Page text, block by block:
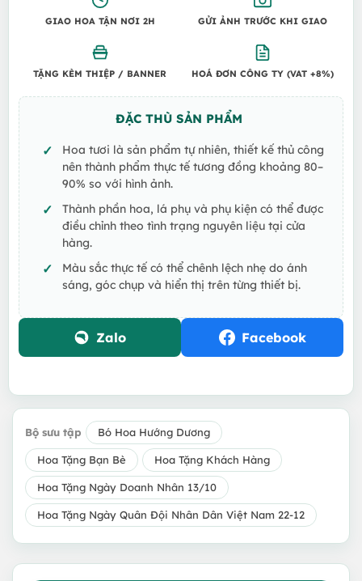
GIAO HOA TẬN NƠI 2H GỬI ẢNH TRƯỚC KHI GIAO
TẶNG KÈM THIỆP / BANNER HOÁ ĐƠN CÔNG TY (VAT +8%)
ĐẶC THÙ SẢN PHẨM
Hoa tươi là sản phẩm tự nhiên, thiết kế thủ công
nên thành phẩm thực tế tương đồng khoảng 80–
90% so với hình ảnh.
Thành phần hoa, lá phụ và phụ kiện có thể được
điều chỉnh theo tình trạng nguyên liệu tại cửa
hàng.
Màu sắc thực tế có thể chênh lệch nhẹ do ánh
sáng, góc chụp và hiển thị trên từng thiết bị.
Zalo Facebook
Bộ sưu tập Bó Hoa Hướng Dương
Hoa Tặng Bạn Bè Hoa Tặng Khách Hàng
Hoa Tặng Ngày Doanh Nhân 13/10
Hoa Tặng Ngày Quân Đội Nhân Dân Việt Nam 22-12